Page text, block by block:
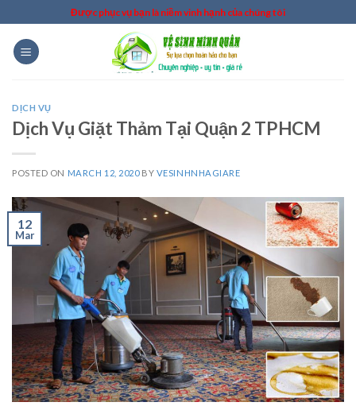
to
content
Được phục vụ bạn là niềm vinh hạnh của chúng tôi
DỊCH VỤ
Dịch Vụ Giặt Thảm Tại Quận 2 TPHCM
POSTED ON MARCH 12, 2020BY VESINHNHAGIARE
12
Mar